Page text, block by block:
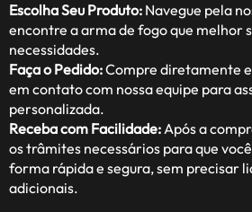
Escolha Seu Produto: Navegue pela
encontre a arma de fogo que melhor
necessidades.
Faça o Pedido:Compre diretamente
em contato com nossa equipe para
personalizada.
Receba com Facilidade:Após a
os trâmites necessários para que
forma rápida e segura, sem precisar
adicionais.